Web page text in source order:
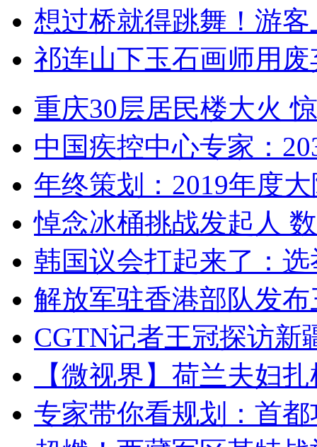
想过桥就得跳舞！游客
祁连山下玉石画师用
重庆30层居民楼大火
中国疾控中心专家：
年终策划：2019年度
悼念冰桶挑战发起人
韩国议会打起来了：
解放军驻香港部队发
CGTN记者王冠探访新
【微视界】荷兰夫妇
专家带你看规划：首